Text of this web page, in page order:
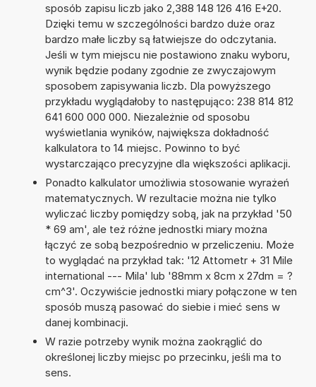
sposób zapisu liczb jako 2,388 148 126 416 E+20.
Dzięki temu w szczególności bardzo duże oraz
bardzo małe liczby są łatwiejsze do odczytania.
Jeśli w tym miejscu nie postawiono znaku wyboru,
wynik będzie podany zgodnie ze zwyczajowym
sposobem zapisywania liczb. Dla powyższego
przykładu wyglądałoby to następująco: 238 814 812
641 600 000 000. Niezależnie od sposobu
wyświetlania wyników, największa dokładność
kalkulatora to 14 miejsc. Powinno to być
wystarczająco precyzyjne dla większości aplikacji.
Ponadto kalkulator umożliwia stosowanie wyrażeń
matematycznych. W rezultacie można nie tylko
wyliczać liczby pomiędzy sobą, jak na przykład '50
* 69 am', ale też różne jednostki miary można
łączyć ze sobą bezpośrednio w przeliczeniu. Może
to wyglądać na przykład tak: '12 Attometr + 31 Mile
international --- Mila' lub '88mm x 8cm x 27dm = ?
cm^3'. Oczywiście jednostki miary połączone w ten
sposób muszą pasować do siebie i mieć sens w
danej kombinacji.
W razie potrzeby wynik można zaokrąglić do
określonej liczby miejsc po przecinku, jeśli ma to
sens.